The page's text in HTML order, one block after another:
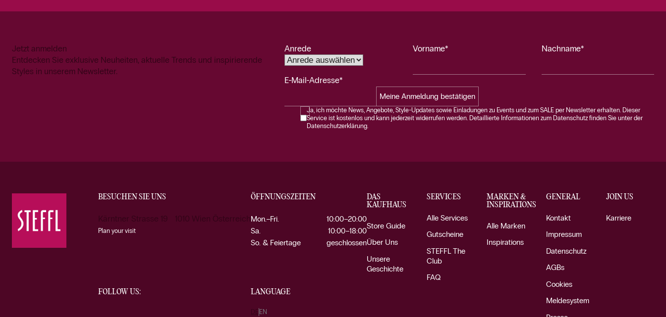
Jetzt anmelden
Entdecken Sie exklusive Neuheiten, aktuelle Trends und inspirierende
Styles in unserem Newsletter.
Anrede Vorname* Nachname*
E-Mail-Adresse*
Meine Anmeldung bestätigen
Ja, ich möchte News, Angebote, Style-Updates sowie Einladungen zu Events und zum SALE per Newsletter erhalten. Dieser
Service ist kostenlos und kann jederzeit widerrufen werden. Detaillierte Informationen zum Datenschutz finden Sie unter der
Datenschutzerklärung.
BESUCHEN SIE UNS
Kärntner Strasse 19 1010 Wien Österreich
Plan your visit
FOLLOW US:
ÖFFNUNGSZEITEN
Mon.–Fri.
10:00–20:00
Sa.
10:00–18:00
So. & Feiertage
geschlossen
LANGUAGE
DE EN
DAS
KAUFHAUS
Store Guide
Über Uns
Unsere
Geschichte
SERVICES
Alle Services
Gutscheine
STEFFL The
Club
FAQ
MARKEN &
INSPIRATIONS
Alle Marken
Inspirations
GENERAL
Kontakt
Impressum
Datenschutz
AGBs
Cookies
Meldesystem
JOIN US
Karriere